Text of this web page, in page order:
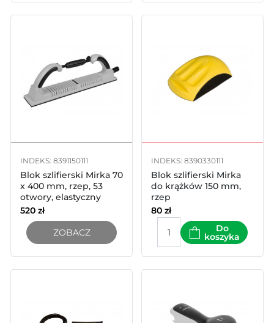
INDEKS: 8391150111
Blok szlifierski Mirka 70
x 400 mm, rzep, 53
otwory, elastyczny
520 zł
ZOBACZ
INDEKS: 8390330111
Blok szlifierski Mirka
do krążków 150 mm,
rzep
80 zł
Do
koszyka